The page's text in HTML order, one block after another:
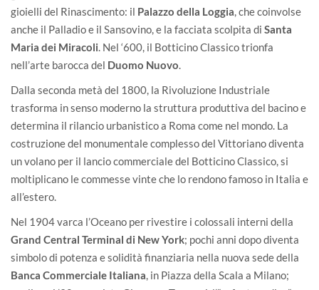
gioielli del Rinascimento: il Palazzo della Loggia, che coinvolse
anche il Palladio e il Sansovino, e la facciata scolpita di Santa
Maria dei Miracoli. Nel ‘600, il Botticino Classico trionfa
nell’arte barocca del Duomo Nuovo.
Dalla seconda metà del 1800, la Rivoluzione Industriale
trasforma in senso moderno la struttura produttiva del bacino e
determina il rilancio urbanistico a Roma come nel mondo. La
costruzione del monumentale complesso del Vittoriano diventa
un volano per il lancio commerciale del Botticino Classico, si
moltiplicano le commesse vinte che lo rendono famoso in Italia e
all’estero.
Nel 1904 varca l’Oceano per rivestire i colossali interni della
Grand Central Terminal di New York; pochi anni dopo diventa
simbolo di potenza e solidità finanziaria nella nuova sede della
Banca Commerciale Italiana, in Piazza della Scala a Milano;